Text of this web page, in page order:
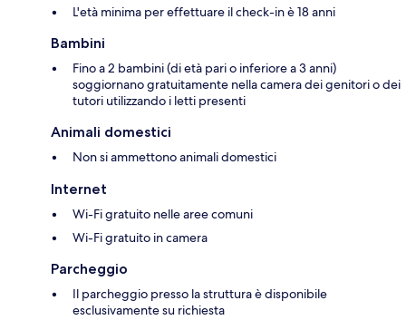
L'età minima per effettuare il check-in è 18 anni
Bambini
Fino a 2 bambini (di età pari o inferiore a 3 anni)
soggiornano gratuitamente nella camera dei genitori o dei
tutori utilizzando i letti presenti
Animali domestici
Non si ammettono animali domestici
Internet
Wi-Fi gratuito nelle aree comuni
Wi-Fi gratuito in camera
Parcheggio
Il parcheggio presso la struttura è disponibile
esclusivamente su richiesta